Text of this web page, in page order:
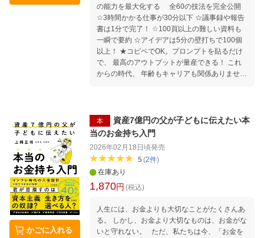
ンを潰す ○学習効率を最大化するYouTube 1.5
倍速と30分高速読書 ●第1章 仕事と投資の黄
金法則 仕事編：“量”より“密度”で勝て！マイン
ドOSの更新 年収1億円の壁を壊す「思考の癖」
のアップデート術／“心のブレーキ”が、あなた
の年収を決めている 他 ●第2章 仕事と投資の
黄金法則 仕事応用編：満足は敵、改善でねじ伏
力”は“成長”に繫がらないのか？凡人が天才に勝
つための、たった一つの「1：1：2の法則」他
●第3章 仕事と投資の黄金法則 仕事×投資編：
稼ぐ力を投資の装置につなげる 銀行に眠らせる
だけは卒業！あなたのお金を「金のなる木」に
育てる方法／投資が怖いのはなぜ？あなたの心
を縛る「3つのブレーキ」の外し方 他 ●第4章
ーンでかせぐ究極の方法 仕事と投資、最強の
「二刀流」設計図の作り方／「FIREして会社を
辞める」を目指すのは、実は二流の考え方だっ
の能力を最大化する 全60の技法を完全公開
☆3時間かかる仕事が30分以下 ☆議事録や報告
書は1分で完了！ ☆100頁以上の難しい資料も
一瞬で要約 ☆アイデアは5分の壁打ちで100個
以上！ ★コピペでOK。プロンプトを貼るだけ
で、 最高のアウトプットが量産できる！ これ
からの時代、 年齢もキャリアも関係ありませ
す」人になる。 そのための全技法をお伝えしま
す。 初めての方へ AIの基礎知識 チュートリ
ググらない。AIにリサーチさせる／一瞬でプロ
レベルの文章を仕上げる／AIと壁打ちして、ア
ウトプットの質を上げる ほか 第1章 最速、
最短で仕事を終わらせる AIアウトプット メー
／資料を「読む」「作成する」を一瞬で終わら
せる／市場分析・競合調査を数分で終わらせ
る ほか 第2章 最高のアイデア・企画を量産
かごに入れる
本
資産7億円の父が子どもに伝えたい本
当のお金持ち入門
2026年02月18日頃発売
5(2件)
在庫あり
1,870円 (税込)
人生には、お金よりも大切なことがたくさんあ
る。 しかし、お金より大切なものは、お金がな
いと守れない。 ただ、私たちは今、「お金を